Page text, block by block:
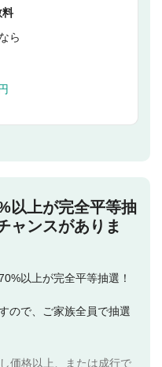
料
ら
以上が完全平等抽
ャンスがありま
以上が完全平等抽選！
ので、ご家族全員で抽選
価格以上、または成行で